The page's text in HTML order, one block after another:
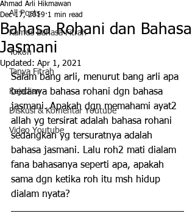
All Posts
Kamus Bahasa Fitrah
Tokoh
Tanya Fitrah
Kejadian
Diskusi & Komentar Youtube
Video Youtube
Bahasa Rohani dan Bahasa
Jasmani
Ahmad Arli Hikmawan
Dec 17, 2019 1 min read
Updated: Apr 1, 2021
Salam bang arli, menurut bang arli apa
bedanya bahasa rohani dgn bahasa
jasmani. Apakah dgn memahami ayat2
allah yg tersirat adalah bahasa rohani
sedangkan yg tersuratnya adalah
bahasa jasmani. Lalu roh2 mati dialam
fana bahasanya seperti apa, apakah
sama dgn ketika roh itu msh hidup
dialam nyata?